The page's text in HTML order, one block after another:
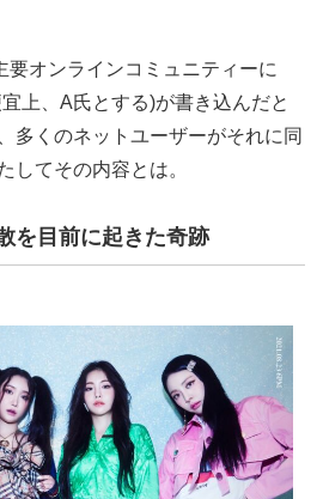
要オンラインコミュニティーに
上、A氏とする)が書き込んだと
多くのネットユーザーがそれに同
てその内容とは。
を目前に起きた奇跡